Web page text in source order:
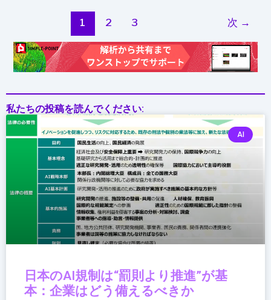
1 2 3 次 →
私たちの投稿を読んでください:
AI
日本のAI規制は“罰則より推進”が基
本：企業はどう備えるべきか